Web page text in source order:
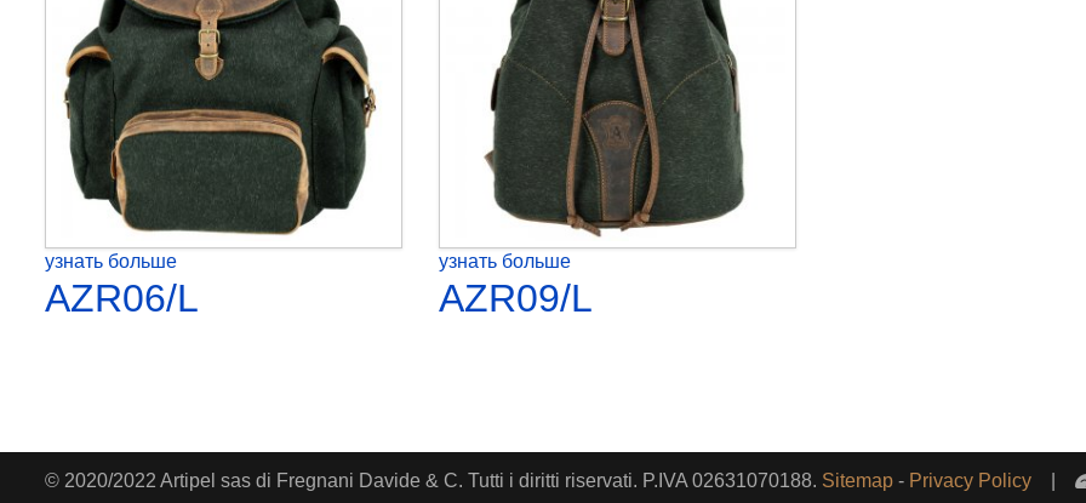
узнать больше
AZR06/L
узнать больше
AZR09/L
© 2020/2022 Artipel sas di Fregnani Davide & C. Tutti i diritti riservati. P.IVA 02631070188. Sitemap - Privacy Policy